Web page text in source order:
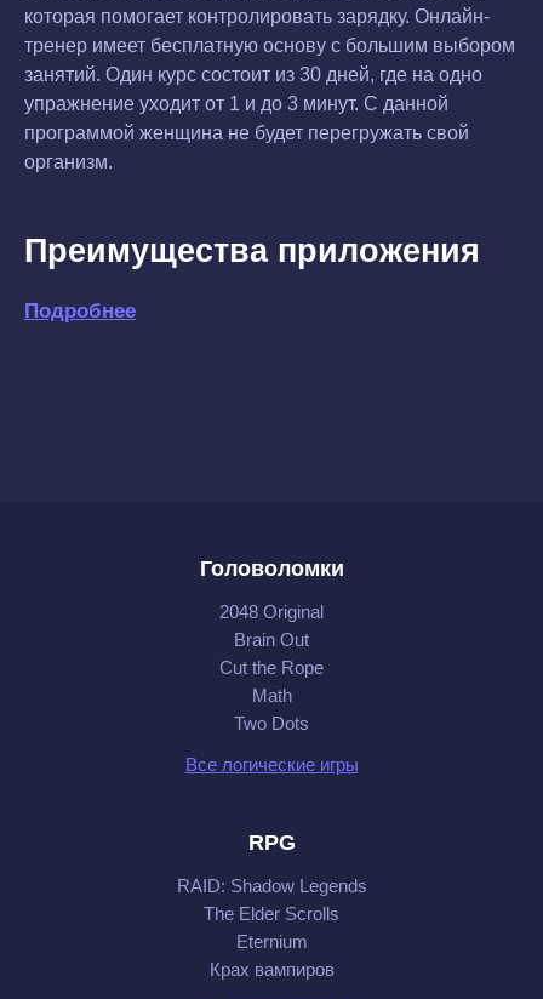
которая помогает контролировать зарядку. Онлайн-
тренер имеет бесплатную основу с большим выбором
занятий. Один курс состоит из 30 дней, где на одно
упражнение уходит от 1 и до 3 минут. С данной
программой женщина не будет перегружать свой
организм.
Преимущества приложения
Подробнее
Головоломки
2048 Original
Brain Out
Cut the Rope
Math
Two Dots
Все логические игры
RPG
RAID: Shadow Legends
The Elder Scrolls
Eternium
Крах вампиров